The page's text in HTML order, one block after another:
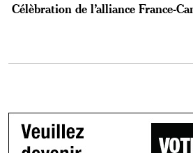
Célèbration de l’alliance France-